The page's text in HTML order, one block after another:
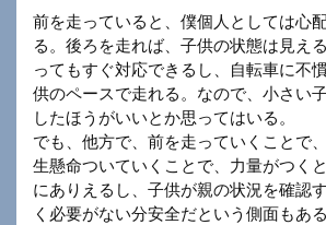
前を走っていると、僕個人としては心
る。後ろを走れば、子供の状態は見え
ってもすぐ対応できるし、自転車に不
供のペースで走れる。なので、小さい
したほうがいいとか思ってはいる。
でも、他方で、前を走っていくことで
生懸命ついていくことで、力量がつく
にありえるし、子供が親の状況を確認
く必要がない分安全だという側面もあ